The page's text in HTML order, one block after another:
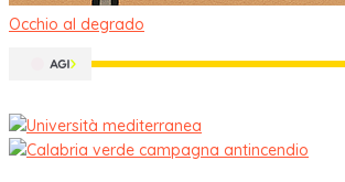
Occhio al degrado